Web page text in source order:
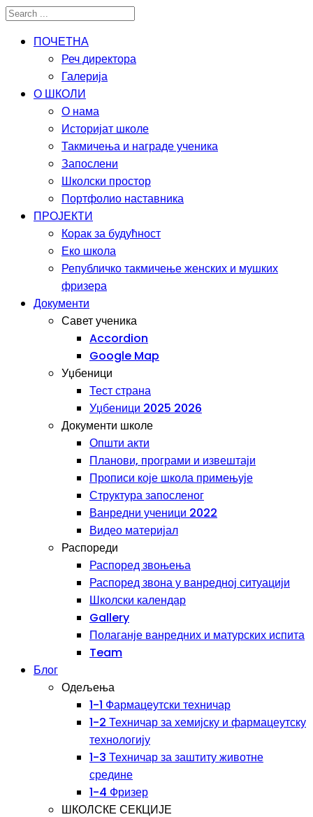
ПОЧЕТНА
Реч директора
Галерија
О ШКОЛИ
О нама
Историјат школе
Такмичења и награде ученика
Запослени
Школски простор
Портфолио наставника
ПРОЈЕКТИ
Корак за будућност
Еко школа
Републичко такмичење женских и мушких
фризера
Документи
Савет ученика
Accordion
Google Map
Уџбеници
Тест страна
Уџбеници 2025 2026
Документи школе
Општи акти
Планови, програми и извештаји
Прописи које школа примењује
Структура запосленог
Ванредни ученици 2022
Видео материјал
Распореди
Распоред звоњења
Распоред звона у ванредној ситуацији
Школски календар
Gallery
Полаганје ванредних и матурских испита
Team
Блог
Одељења
1-1 Фармацеутски техничар
1-2 Техничар за хемијску и фармацеутску
технологију
1-3 Техничар за заштиту животне
средине
1-4 Фризер
ШКОЛСКЕ СЕКЦИЈЕ